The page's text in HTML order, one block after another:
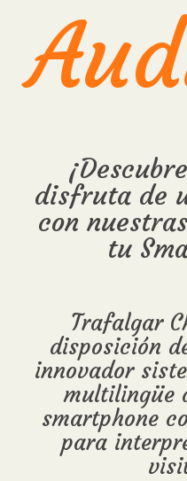
disfruta de
con
tu
Trafalgar
disposición
innovador
multilingüe
smartphone
para